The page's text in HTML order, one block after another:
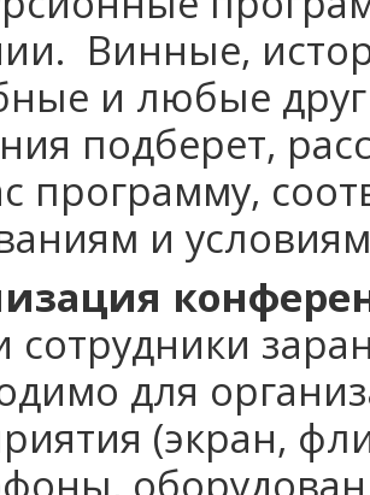
Винные,
и любые
подберет,
программу,
и
для
(экран,